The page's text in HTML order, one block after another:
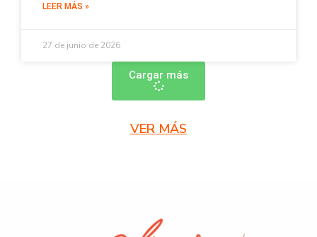
LEER MÁS »
27 de junio de 2026
Cargar más
VER MÁS